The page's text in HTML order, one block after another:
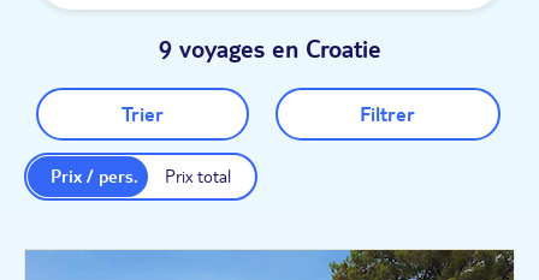
9 voyages en Croatie
Trier Filtrer
Prix total
Prix / pers.